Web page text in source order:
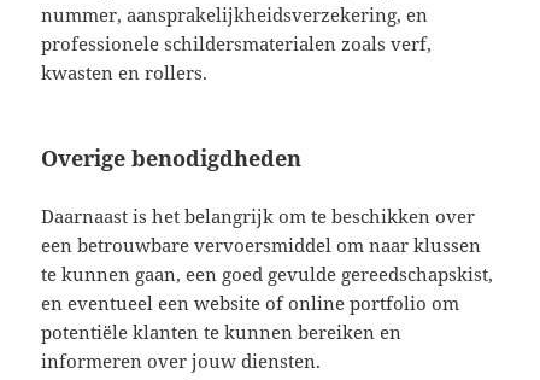
nummer, aansprakelijkheidsverzekering, en
professionele schildersmaterialen zoals verf,
kwasten en rollers.
Overige benodigdheden
Daarnaast is het belangrijk om te beschikken over
een betrouwbare vervoersmiddel om naar klussen
te kunnen gaan, een goed gevulde gereedschapskist,
en eventueel een website of online portfolio om
potentiële klanten te kunnen bereiken en
informeren over jouw diensten.